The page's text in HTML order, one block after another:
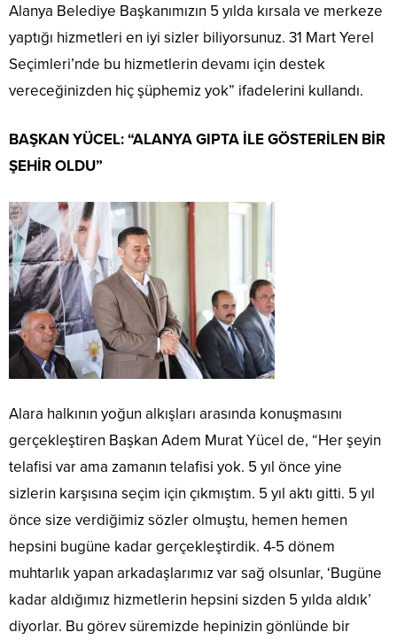
Alanya Belediye Başkanımızın 5 yılda kırsala ve merkeze
yaptığı hizmetleri en iyi sizler biliyorsunuz. 31 Mart Yerel
Seçimleri’nde bu hizmetlerin devamı için destek
vereceğinizden hiç şüphemiz yok” ifadelerini kullandı.
BAŞKAN YÜCEL: “ALANYA GIPTA İLE GÖSTERİLEN BİR
ŞEHİR OLDU”
Alara halkının yoğun alkışları arasında konuşmasını
gerçekleştiren Başkan Adem Murat Yücel de, “Her şeyin
telafisi var ama zamanın telafisi yok. 5 yıl önce yine
sizlerin karşısına seçim için çıkmıştım. 5 yıl aktı gitti. 5 yıl
önce size verdiğimiz sözler olmuştu, hemen hemen
hepsini bugüne kadar gerçekleştirdik. 4-5 dönem
muhtarlık yapan arkadaşlarımız var sağ olsunlar, ‘Bugüne
kadar aldığımız hizmetlerin hepsini sizden 5 yılda aldık’
diyorlar. Bu görev süremizde hepinizin gönlünde bir